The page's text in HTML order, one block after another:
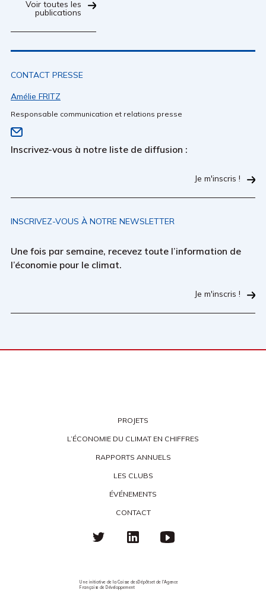
Voir toutes les
publications
CONTACT PRESSE
Amélie FRITZ
Responsable communication et relations presse
Inscrivez-vous à notre liste de diffusion :
Je m'inscris !
INSCRIVEZ-VOUS À NOTRE NEWSLETTER
Une fois par semaine, recevez toute l’information de
l’économie pour le climat.
Je m'inscris !
PROJETS
L’ÉCONOMIE DU CLIMAT EN CHIFFRES
RAPPORTS ANNUELS
LES CLUBS
ÉVÉNEMENTS
CONTACT
Une initiative de la Caisse des Dépôts et de l'Agence
Française de Développement